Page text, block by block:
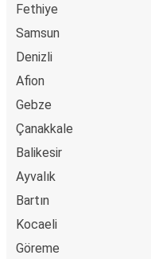
Fethiye
Samsun
Denizli
Afion
Gebze
Çanakkale
Balikesir
Ayvalık
Bartın
Kocaeli
Göreme